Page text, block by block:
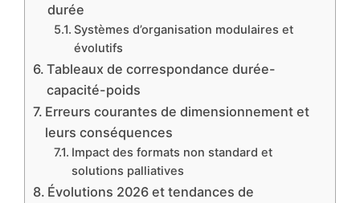
durée
Systèmes d’organisation modulaires et
évolutifs
Tableaux de correspondance durée-
capacité-poids
Erreurs courantes de dimensionnement et
leurs conséquences
Impact des formats non standard et
solutions palliatives
Évolutions 2026 et tendances de